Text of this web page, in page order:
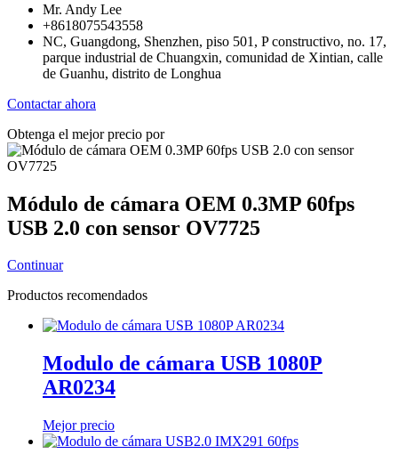
Mr. Andy Lee
+8618075543558
NC, Guangdong, Shenzhen, piso 501, P constructivo, no. 17,
parque industrial de Chuangxin, comunidad de Xintian, calle
de Guanhu, distrito de Longhua
Contactar ahora
Obtenga el mejor precio por
Módulo de cámara OEM 0.3MP 60fps
USB 2.0 con sensor OV7725
Continuar
Productos recomendados
Modulo de cámara USB 1080P
AR0234
Mejor precio